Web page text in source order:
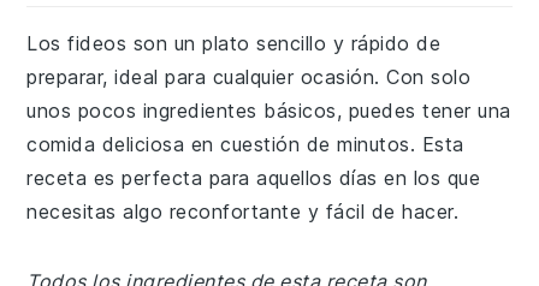
Los fideos son un plato sencillo y rápido de
preparar, ideal para cualquier ocasión. Con solo
unos pocos ingredientes básicos, puedes tener una
comida deliciosa en cuestión de minutos. Esta
receta es perfecta para aquellos días en los que
necesitas algo reconfortante y fácil de hacer.
Todos los ingredientes de esta receta son